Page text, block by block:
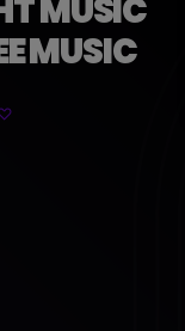
MUSIC
MUSIC